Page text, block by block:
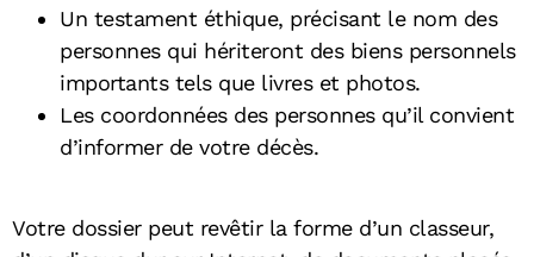
Un testament éthique, précisant le nom des
personnes qui hériteront des biens personnels
importants tels que livres et photos.
Les coordonnées des personnes qu’il convient
d’informer de votre décès.
Votre dossier peut revêtir la forme d’un classeur,